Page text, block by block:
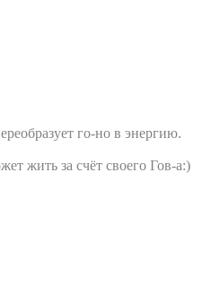
го-но в энергию.
жить за счёт своего Гов-а:)